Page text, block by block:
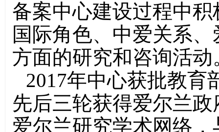
备案中心建设过程中
国际角色、中爱关系
方面的研究和咨询活动
2017年中心获批教育
先后三轮获得爱尔兰
爱尔兰研究学术网络